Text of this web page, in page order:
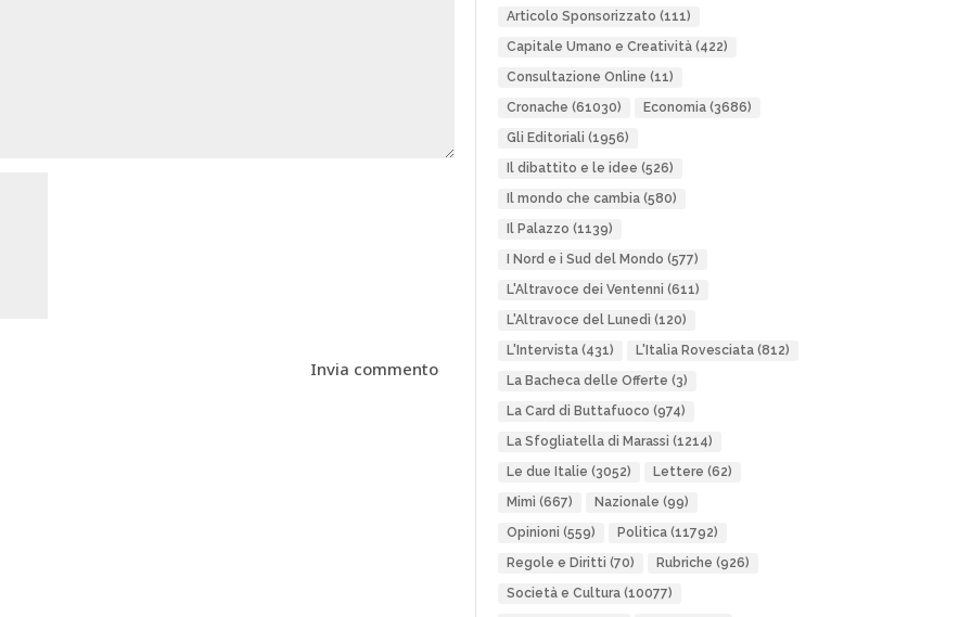
Articolo Sponsorizzato (111)
Capitale Umano e Creatività(422)
Consultazione Online (11)
Cronache (61030) Economia(3686)
Gli Editoriali (1956)
Il dibattito e le idee (526)
Il mondo che cambia(580)
Il Palazzo (1139)
I Nord e i Sud del Mondo (577)
L'Altravoce dei Ventenni (611)
L'Altravoce del Lunedì (120)
L'Intervista(431) L'Italia Rovesciata(812)
La Bacheca delle Offerte (3)
La Card di Buttafuoco (974)
La Sfogliatella di Marassi (1214)
Le due Italie (3052) Lettere (62)
Mimì (667) Nazionale (99)
Opinioni (559) Politica(11792)
Regole e Diritti (70) Rubriche (926)
Società e Cultura(10077)